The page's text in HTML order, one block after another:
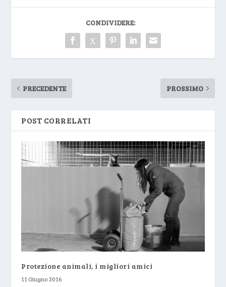
CONDIVIDERE:
PRECEDENTE PROSSIMO
POST CORRELATI
Protezione animali, i migliori amici
11 Giugno 2016